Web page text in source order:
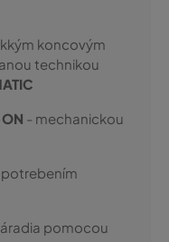
koncovým
technikou
- mechanickou
pomocou